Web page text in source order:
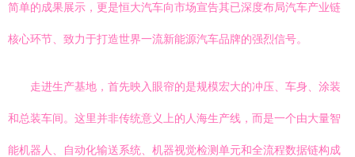
简单的成果展示，更是恒大汽车向市场宣告其已深度布局汽车产业链
核心环节、致力于打造世界一流新能源汽车品牌的强烈信号。
走进生产基地，首先映入眼帘的是规模宏大的冲压、车身、涂装
和总装车间。这里并非传统意义上的人海生产线，而是一个由大量智
能机器人、自动化输送系统、机器视觉检测单元和全流程数据链构成